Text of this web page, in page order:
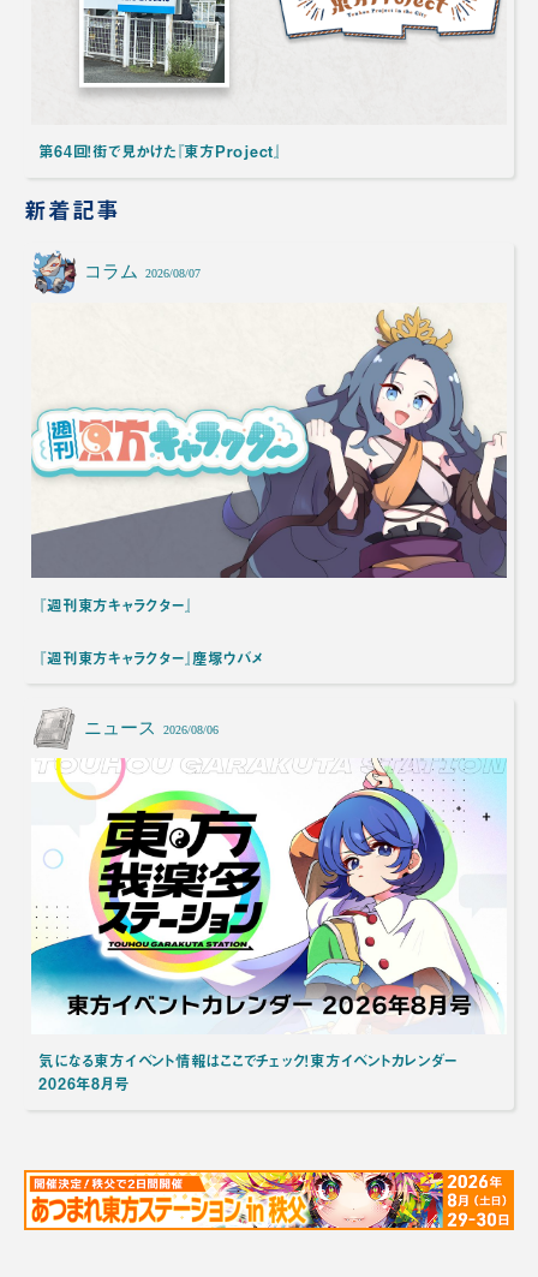
第64回！街で見かけた『東方Project』
新着記事
コラム 2026/08/07
『週刊東方キャラクター』
『週刊東方キャラクター』塵塚ウバメ
ニュース 2026/08/06
気になる東方イベント情報はここでチェック！東方イベントカレンダー
2026年8月号